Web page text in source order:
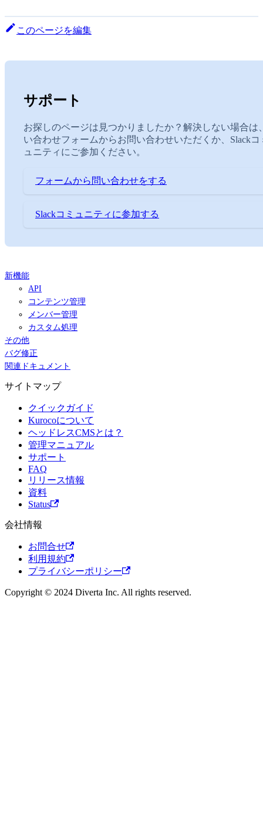
このページを編集
サポート
お探しのページは見つかりましたか？解決しない場合は
い合わせフォームからお問い合わせいただくか、Slackコ
ュニティにご参加ください。
フォームから問い合わせをする
Slackコミュニティに参加する
新機能
API
コンテンツ管理
メンバー管理
カスタム処理
その他
バグ修正
関連ドキュメント
サイトマップ
クイックガイド
Kurocoについて
ヘッドレスCMSとは？
管理マニュアル
サポート
FAQ
リリース情報
資料
Status
会社情報
お問合せ
利用規約
プライバシーポリシー
Copyright © 2024 Diverta Inc. All rights reserved.